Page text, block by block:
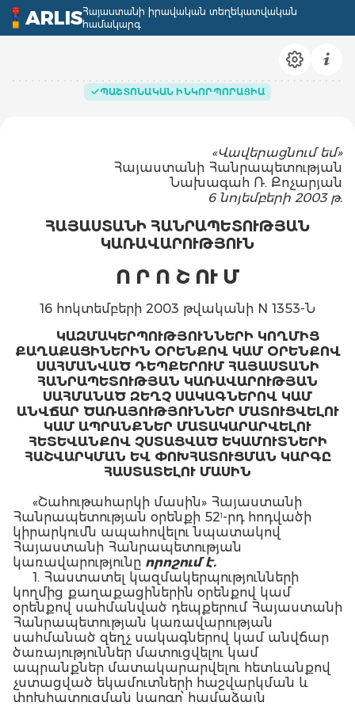
ARLISՀայաստանի իրավական տեղեկատվական
համակարգ
ՊԱՇՏՈՆԱԿԱՆ ԻՆԿՈՐՊՈՐԱՑԻԱ
«Վավերացնում եմ»
Հայաստանի Հանրապետության
Նախագահ Ռ. Քոչարյան
6 նոյեմբերի 2003 թ.
ՀԱՅԱՍՏԱՆԻ ՀԱՆՐԱՊԵՏՈՒԹՅԱՆ
ԿԱՌԱՎԱՐՈՒԹՅՈՒՆ
Ո Ր Ո Շ ՈՒ Մ
16 հոկտեմբերի 2003 թվականի N 1353-Ն
ԿԱԶՄԱԿԵՐՊՈՒԹՅՈՒՆՆԵՐԻ ԿՈՂՄԻՑ
ՔԱՂԱՔԱՑԻՆԵՐԻՆ ՕՐԵՆՔՈՎ ԿԱՄ ՕՐԵՆՔՈՎ
ՍԱՀՄԱՆՎԱԾ ԴԵՊՔԵՐՈՒՄ ՀԱՅԱՍՏԱՆԻ
ՀԱՆՐԱՊԵՏՈՒԹՅԱՆ ԿԱՌԱՎԱՐՈՒԹՅԱՆ
ՍԱՀՄԱՆԱԾ ԶԵՂՉ ՍԱԿԱԳՆԵՐՈՎ ԿԱՄ
ԱՆՎՃԱՐ ԾԱՌԱՅՈՒԹՅՈՒՆՆԵՐ ՄԱՏՈՒՑՎԵԼՈՒ
ԿԱՄ ԱՊՐԱՆՔՆԵՐ ՄԱՏԱԿԱՐԱՐՎԵԼՈՒ
ՀԵՏԵՎԱՆՔՈՎ ՉՍՏԱՑՎԱԾ ԵԿԱՄՈՒՏՆԵՐԻ
ՀԱՇՎԱՐԿՄԱՆ ԵՎ ՓՈԽՀԱՏՈՒՑՄԱՆ ԿԱՐԳԸ
ՀԱՍՏԱՏԵԼՈՒ ՄԱՍԻՆ
«Շահութահարկի մասին» Հայաստանի
Հանրապետության օրենքի 521 -րդ հոդվածի
կիրարկումն ապահովելու նպատակով
Հայաստանի Հանրապետության
կառավարությունը որոշում է.
1. Հաստատել կազմակերպությունների
կողմից քաղաքացիներին օրենքով կամ
օրենքով սահմանված դեպքերում Հայաստանի
Հանրապետության կառավարության
սահմանած զեղչ սակագներով կամ անվճար
ծառայություններ մատուցվելու կամ
ապրանքներ մատակարարվելու հետևանքով
չստացված եկամուտների հաշվարկման և
փոխհատուցման կարգը՝ համաձայն